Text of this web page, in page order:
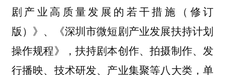
剧产业高质量发展的若干措施（修订
版）》、《深圳市微短剧产业发展扶持计划
操作规程》，扶持剧本创作、拍摄制作、发
行播映、技术研发、产业集聚等八大类，单